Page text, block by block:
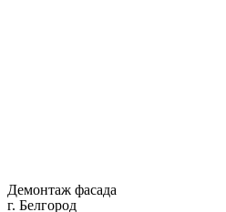
Демонтаж фасада
г. Белгород